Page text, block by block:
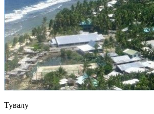
Тувалу